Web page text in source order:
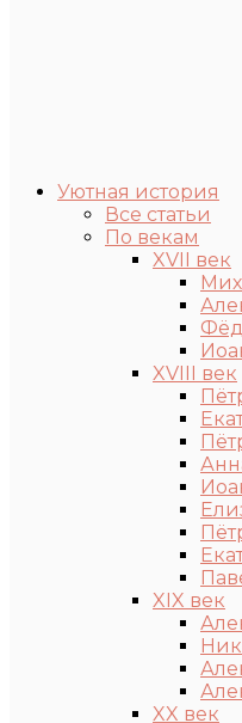
Уютная история
Все статьи
По векам
XVII век
XVIII век
XIX век
XX век